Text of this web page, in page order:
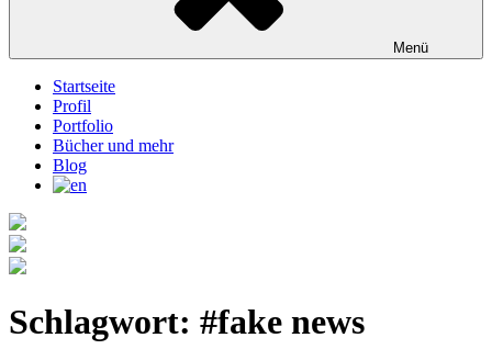
Menü
Startseite
Profil
Portfolio
Bücher und mehr
Blog
Schlagwort: #fake news